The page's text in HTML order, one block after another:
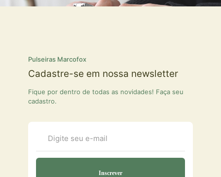
Pulseiras Marcofox
Cadastre-se em nossa newsletter
Fique por dentro de todas as novidades! Faça seu
cadastro.